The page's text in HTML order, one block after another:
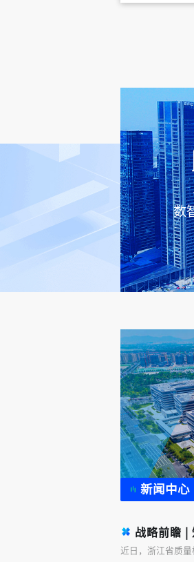
数
新闻中心
战略前瞻 |